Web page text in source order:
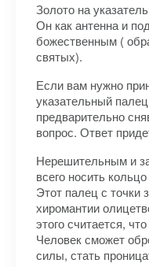
Золото на
Он как антенна и
божественным (
святых).
Если вам нужно
указательный
предварительно
вопрос. Ответ
Нерешительным и
всего носить
Этот палец с точки
хиромантии
этого считается,
Человек сможет
силы, стать